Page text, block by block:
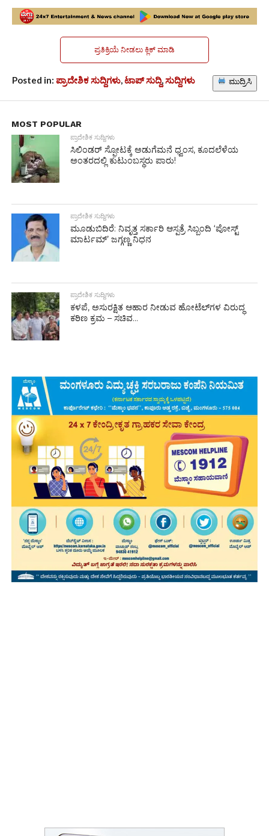
ಪ್ರತಿಕ್ರಿಯೆ ನೀಡಲು ಕ್ಲಿಕ್ ಮಾಡಿ
Posted in: ಪ್ರಾದೇಶಿಕ ಸುದ್ದಿಗಳು,ಟಾಪ್ ಸುದ್ದಿ,ಸುದ್ದಿಗಳು ಮುದ್ರಿಸಿ
MOST POPULAR
ಪ್ರಾದೇಶಿಕ ಸುದ್ದಿಗಳು
ಸಿಲಿಂಡರ್ ಸ್ಫೋಟಕ್ಕೆ ಅಡುಗೆಮನೆ ಧ್ವಂಸ, ಕೂದಲೆಳೆಯ
ಅಂತರದಲ್ಲಿ ಕುಟುಂಬಸ್ಥರು ಪಾರು!
ಪ್ರಾದೇಶಿಕ ಸುದ್ದಿಗಳು
ಮೂಡುಬಿದಿರೆ: ನಿವೃತ್ತ ಸರ್ಕಾರಿ ಆಸ್ಪತ್ರೆ ಸಿಬ್ಬಂದಿ ‘ಪೋಸ್ಟ್
ಮಾರ್ಟಮ್’ ಜಗ್ಗಣ್ಣ ನಿಧನ
ಪ್ರಾದೇಶಿಕ ಸುದ್ದಿಗಳು
ಕಳಪೆ, ಅಸುರಕ್ಷಿತ ಆಹಾರ ನೀಡುವ ಹೋಟೆಲ್‌ಗಳ ವಿರುದ್ಧ
ಕಠಿಣ ಕ್ರಮ – ಸಚಿವ...